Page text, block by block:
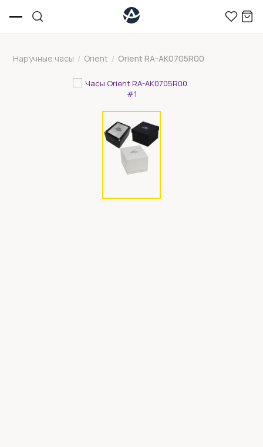
Наручные часы / Orient / Orient RA-AK0705R00